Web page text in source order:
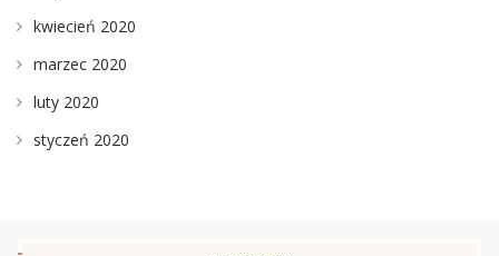
kwiecień 2020
marzec 2020
luty 2020
styczeń 2020